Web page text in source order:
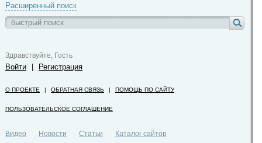
Расширенный поиск
Здравствуйте, Гость
Войти Регистрация
О ПРОЕКТЕ | ОБРАТНАЯ СВЯЗЬ | ПОМОЩЬ ПО САЙТУ
ПОЛЬЗОВАТЕЛЬСКОЕ СОГЛАШЕНИЕ
Видео Новости Статьи
Каталог сайтов